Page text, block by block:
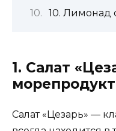
10. Лимонад
1. Салат
Салат «Цезарь» —